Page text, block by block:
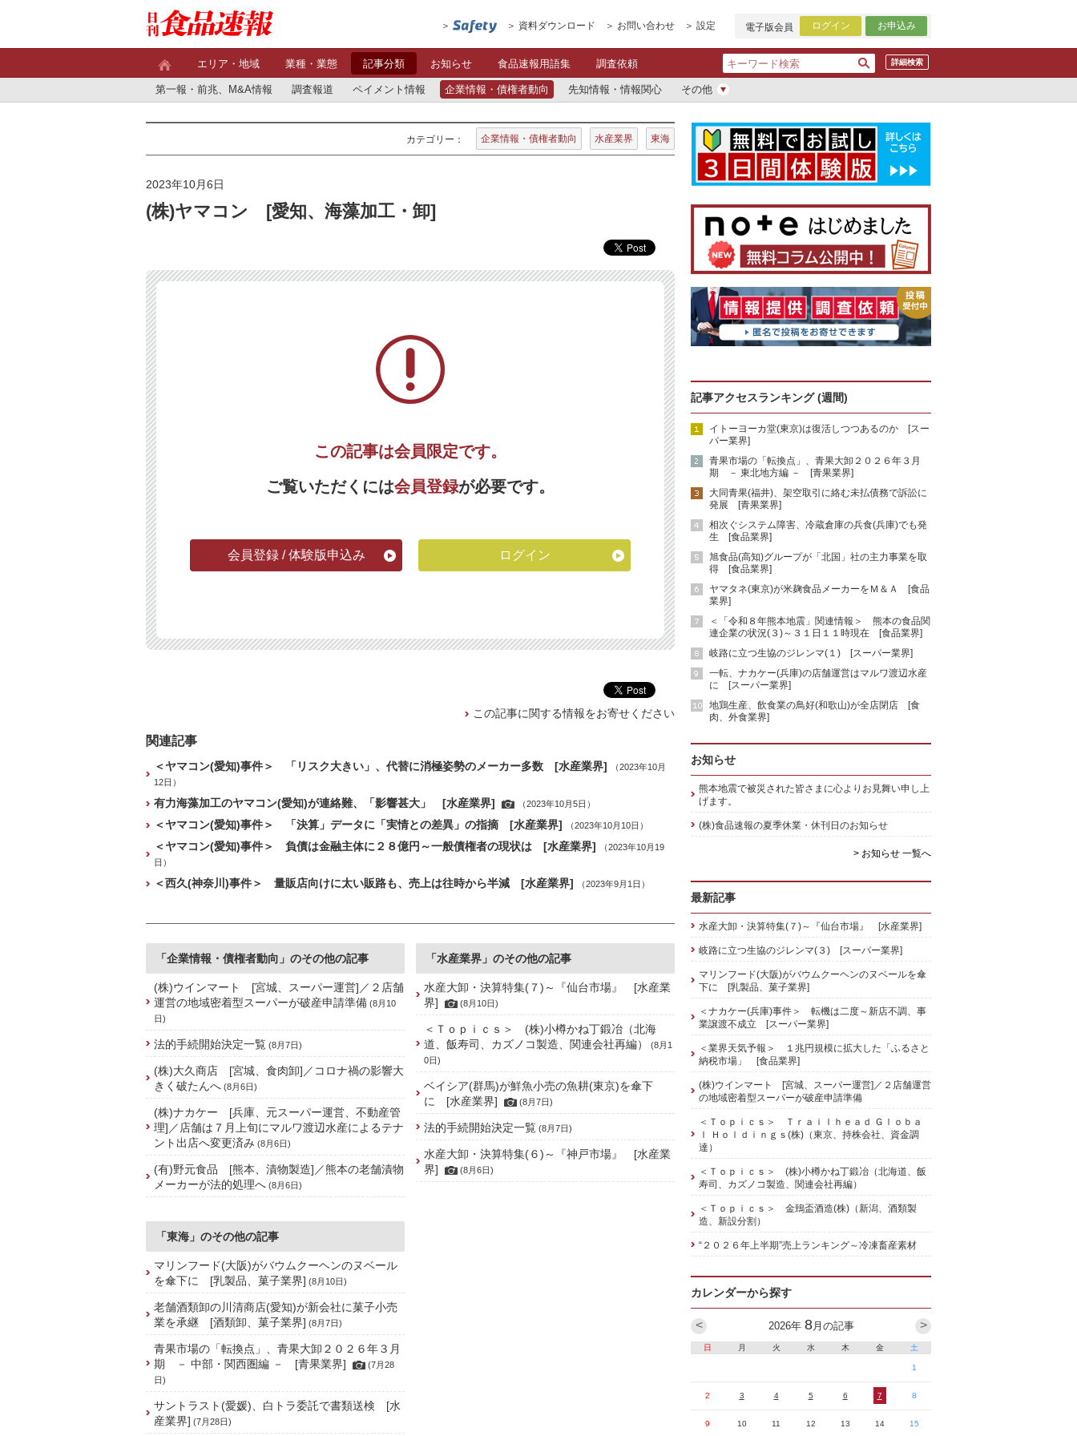
資料ダウンロード お問い合わせ 設定 電子版会員 ログイン お申込み
詳細検索
エリア・地域 業種・業態 記事分類 お知らせ 食品速報用語集 調査依頼
第一報・前兆、M&A情報 調査報道 ペイメント情報 企業情報・債権者動向 先知情報・情報関心 その他
カテゴリー： 企業情報・債権者動向 水産業界 東海
2023年10月6日
(株)ヤマコン [愛知、海藻加工・卸]
この記事は会員限定です。
ご覧いただくには会員登録が必要です。
会員登録 / 体験版申込み ログイン
この記事に関する情報をお寄せください
関連記事
＜ヤマコン(愛知)事件＞ 「リスク大きい」、代替に消極姿勢のメーカー多数 [水産業界]
（2023年10月
12日）
有力海藻加工のヤマコン(愛知)が連絡難、「影響甚大」 [水産業界] （2023年10月5日）
＜ヤマコン(愛知)事件＞ 「決算」データに「実情との差異」の指摘 [水産業界] （2023年10月10日）
＜ヤマコン(愛知)事件＞ 負債は金融主体に２８億円～一般債権者の現状は [水産業界]
（2023年10月19
日）
＜西久(神奈川)事件＞ 量販店向けに太い販路も、売上は往時から半減 [水産業界] （2023年9月1日）
「企業情報・債権者動向」のその他の記事
(株)ウインマート [宮城、スーパー運営]／２店舗
運営の地域密着型スーパーが破産申請準備 (8月10
日)
法的手続開始決定一覧 (8月7日)
(株)大久商店 [宮城、食肉卸]／コロナ禍の影響大
きく破たんへ (8月6日)
(株)ナカケー [兵庫、元スーパー運営、不動産管
理]／店舗は７月上旬にマルワ渡辺水産によるテナ
ント出店へ変更済み (8月6日)
(有)野元食品 [熊本、漬物製造]／熊本の老舗漬物
メーカーが法的処理へ (8月6日)
「水産業界」のその他の記事
水産大卸・決算特集(７)～『仙台市場』 [水産業
界]
(8月10日)
＜Ｔｏｐｉｃｓ＞ (株)小樽かね丁鍛冶（北海
道、飯寿司、カズノコ製造、関連会社再編）
(8月1
0日)
ベイシア(群馬)が鮮魚小売の魚耕(東京)を傘下
に [水産業界]
(8月7日)
法的手続開始決定一覧 (8月7日)
水産大卸・決算特集(６)～『神戸市場』 [水産業
界]
(8月6日)
「東海」のその他の記事
マリンフード(大阪)がバウムクーヘンのヌベール
を傘下に [乳製品、菓子業界] (8月10日)
老舗酒類卸の川清商店(愛知)が新会社に菓子小売
業を承継 [酒類卸、菓子業界] (8月7日)
青果市場の「転換点」、青果大卸２０２６年３月
期 － 中部・関西圏編 － [青果業界]
(7月28
日)
サントラスト(愛媛)、白トラ委託で書類送検 [水
産業界] (7月28日)
記事アクセスランキング (週間)
イトーヨーカ堂(東京)は復活しつつあるのか [スー
パー業界]
青果市場の「転換点」、青果大卸２０２６年３月
期 － 東北地方編 － [青果業界]
大同青果(福井)、架空取引に絡む未払債務で訴訟に
発展 [青果業界]
相次ぐシステム障害、冷蔵倉庫の兵食(兵庫)でも発
生 [食品業界]
旭食品(高知)グループが「北国」社の主力事業を取
得 [食品業界]
ヤマタネ(東京)が米麹食品メーカーをＭ＆Ａ [食品
業界]
＜「令和８年熊本地震」関連情報＞ 熊本の食品関
連企業の状況(３)～３１日１１時現在 [食品業界]
岐路に立つ生協のジレンマ(１) [スーパー業界]
一転、ナカケー(兵庫)の店舗運営はマルワ渡辺水産
に [スーパー業界]
地鶏生産、飲食業の鳥好(和歌山)が全店閉店 [食
肉、外食業界]
お知らせ
熊本地震で被災された皆さまに心よりお見舞い申し上
げます。
(株)食品速報の夏季休業・休刊日のお知らせ
> お知らせ 一覧へ
最新記事
水産大卸・決算特集(７)～『仙台市場』 [水産業界]
岐路に立つ生協のジレンマ(３) [スーパー業界]
マリンフード(大阪)がバウムクーヘンのヌベールを傘
下に [乳製品、菓子業界]
＜ナカケー(兵庫)事件＞ 転機は二度～新店不調、事
業譲渡不成立 [スーパー業界]
＜業界天気予報＞ １兆円規模に拡大した「ふるさと
納税市場」 [食品業界]
(株)ウインマート [宮城、スーパー運営]／２店舗運営
の地域密着型スーパーが破産申請準備
＜Ｔｏｐｉｃｓ＞ Ｔｒａｉｌｈｅａｄ Ｇｌｏｂａ
ｌ Ｈｏｌｄｉｎｇｓ(株)（東京、持株会社、資金調
達）
＜Ｔｏｐｉｃｓ＞ (株)小樽かね丁鍛冶（北海道、飯
寿司、カズノコ製造、関連会社再編）
＜Ｔｏｐｉｃｓ＞ 金鵄盃酒造(株)（新潟、酒類製
造、新設分割）
“２０２６年上半期”売上ランキング～冷凍畜産素材
カレンダーから探す
2026年 8月の記事 >
<
日 月 火 水 木 金 土
1
2 3 4 5 6 7 8
9 10 11 12 13 14 15